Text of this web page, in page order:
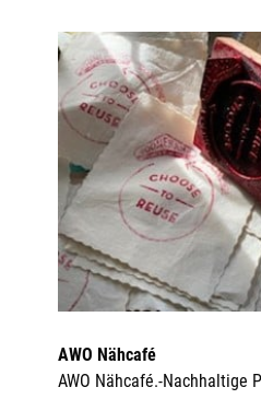
AWO Nähcafé
AWO Nähcafé.-Nachhaltige